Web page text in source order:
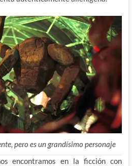
pero es un grandísimo personaje
encontramos en la ficción con